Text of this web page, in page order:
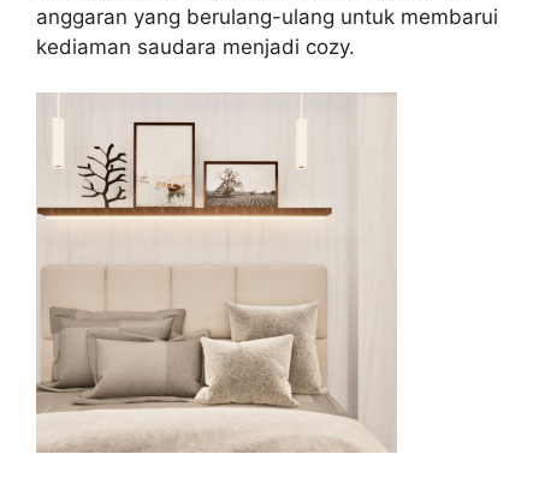
anggaran yang berulang-ulang untuk membarui
kediaman saudara menjadi cozy.